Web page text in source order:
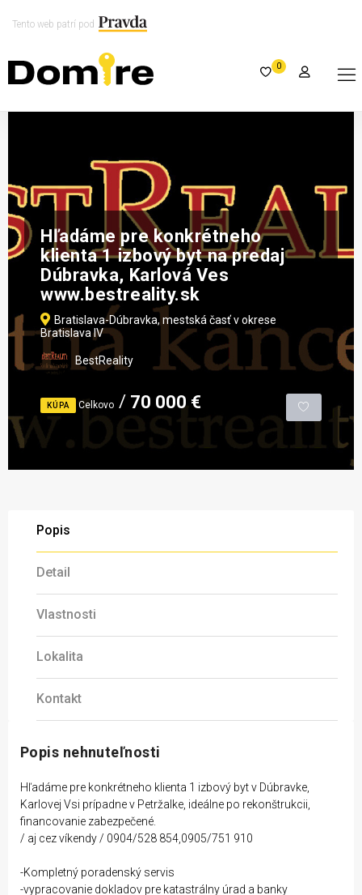
Tento web patrí pod
0
Hľadáme pre konkrétneho
klienta 1 izbový byt na predaj
Dúbravka, Karlová Ves
www.bestreality.sk
Bratislava-Dúbravka, mestská časť v okrese
Bratislava IV
BestReality
KÚPA Celkovo 70 000 €
Popis
Detail
Vlastnosti
Lokalita
Kontakt
Popis nehnuteľnosti
Hľadáme pre konkrétneho klienta 1 izbový byt v Dúbravke,
Karlovej Vsi prípadne v Petržalke, ideálne po rekonštrukcii,
financovanie zabezpečené.
/ aj cez víkendy / 0904/528 854,0905/751 910
-Kompletný poradenský servis
-vypracovanie dokladov pre katastrálny úrad a banky